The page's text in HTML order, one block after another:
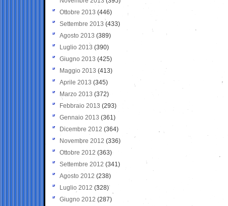
Ottobre 2013 (446)
Settembre 2013 (433)
Agosto 2013 (389)
Luglio 2013 (390)
Giugno 2013 (425)
Maggio 2013 (413)
Aprile 2013 (345)
Marzo 2013 (372)
Febbraio 2013 (293)
Gennaio 2013 (361)
Dicembre 2012 (364)
Novembre 2012 (336)
Ottobre 2012 (363)
Settembre 2012 (341)
Agosto 2012 (238)
Luglio 2012 (328)
Giugno 2012 (287)